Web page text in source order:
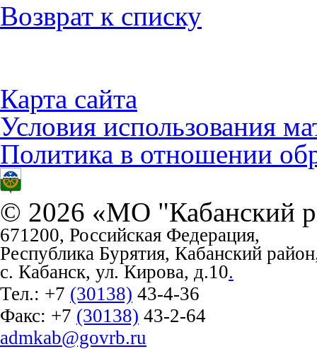
Возврат к списку
Карта сайта
Условия использования
Политика в отношении
© 2026 «МО "Кабанский
671200, Российская Федерация,
Республика Бурятия, Кабанский район
с. Кабанск, ул. Кирова, д.10.
Тел.: +7 (30138) 43-4-36
Факс: +7 (30138) 43-2-64
admkab@govrb.ru